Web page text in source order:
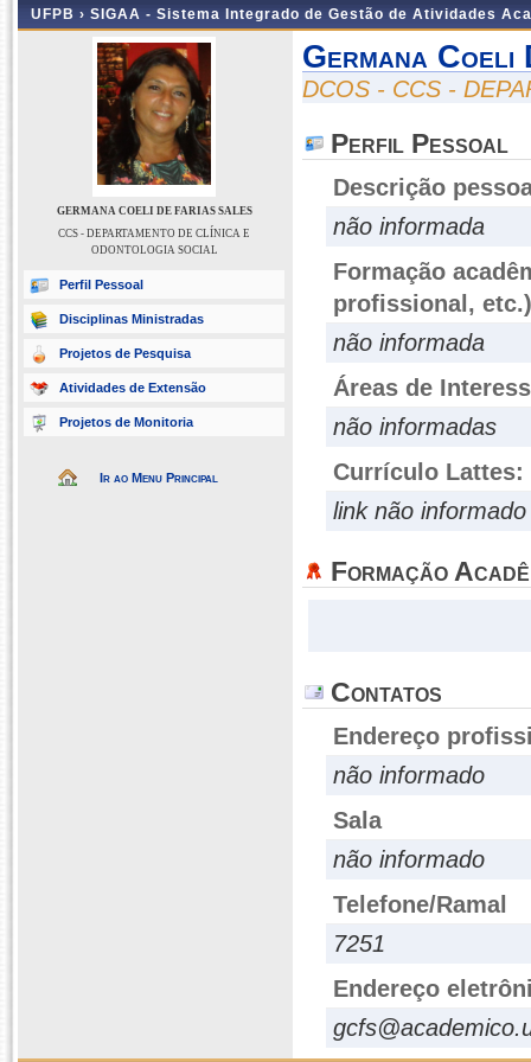
UFPB › SIGAA - Sistema Integrado de Gestão de Atividades
GERMANA COELI DE FARIAS SALES
CCS - DEPARTAMENTO DE CLÍNICA E
ODONTOLOGIA SOCIAL
Perfil Pessoal
Disciplinas Ministradas
Projetos de Pesquisa
Atividades de Extensão
Projetos de Monitoria
Ir ao Menu Principal
Germana Coeli
DCOS - CCS -
Perfil Pessoal
Descrição
não informada
Formação
profissional, etc.)
não informada
Áreas de
não informadas
Currículo Lattes:
link não informado
Formação
Contatos
Endereço
não informado
Sala
não informado
Telefone/Ramal
7251
Endereço